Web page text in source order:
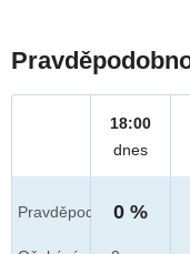
Pravděpod.
18:00
dnes
0 %